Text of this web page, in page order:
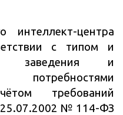
интеллект-центра
с типом и
заведения и
требований
25.07.2002 № 114-ФЗ